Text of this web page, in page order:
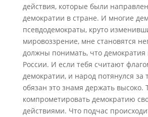
действия, которые были
демократии в стране. И многие
псевдодемократы, круто
мировоззрение, мне становятся
должны понимать, что демократия
России. И если тебя считают
демократии, и народ потянулся за
обязан это знамя держать высоко.
компрометировать демократию
действиями. Что подчас